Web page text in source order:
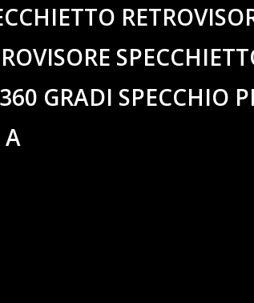
GRADI SPECCHIO
A